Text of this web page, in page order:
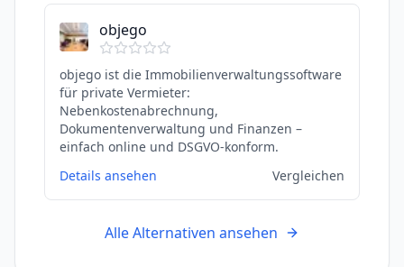
objego
objego ist die Immobilienverwaltungssoftware
für private Vermieter:
Nebenkostenabrechnung,
Dokumentenverwaltung und Finanzen –
einfach online und DSGVO-konform.
Details ansehen
Vergleichen
Alle Alternativen ansehen